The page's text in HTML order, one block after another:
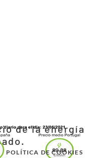
POLÍTICA DE COOKIES
de la energía